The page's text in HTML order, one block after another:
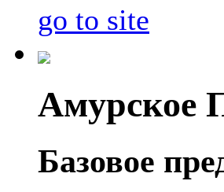
go to site
Амурское
Базовое